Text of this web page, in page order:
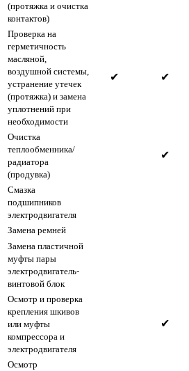
(протяжка и очистка
контактов)
Проверка на
герметичность
масляной,
воздушной системы,
устранение утечек
(протяжка) и замена
уплотнений при
необходимости
✔ ✔
Очистка
теплообменника/
радиатора
(продувка)
✔
Смазка
подшипников
электродвигателя
Замена ремней
Замена пластичной
муфты пары
электродвигатель-
винтовой блок
Осмотр и проверка
крепления шкивов
или муфты
компрессора и
электродвигателя
✔
Осмотр